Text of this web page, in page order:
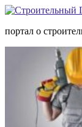
портал о